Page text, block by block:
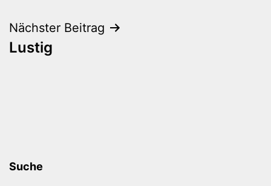
Nächster Beitrag
Lustig
Suche